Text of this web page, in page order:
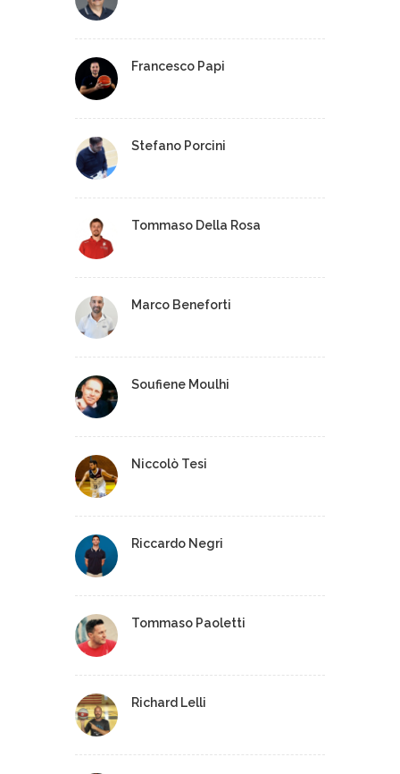
Francesco Papi
Stefano Porcini
Tommaso Della Rosa
Marco Beneforti
Soufiene Moulhi
Niccolò Tesi
Riccardo Negri
Tommaso Paoletti
Richard Lelli